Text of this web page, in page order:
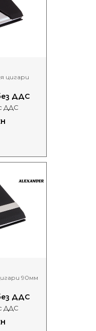
цигари
ДДС
ДДС
90мм
ДДС
ДДС